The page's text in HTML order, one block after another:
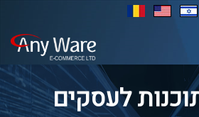
לעסקים